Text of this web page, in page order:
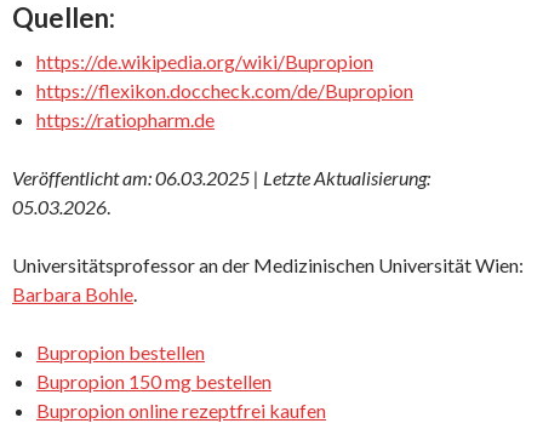
Quellen:
https://de.wikipedia.org/wiki/Bupropion
https://flexikon.doccheck.com/de/Bupropion
https://ratiopharm.de
Veröffentlicht am: 06.03.2025 | Letzte Aktualisierung:
05.03.2026.
Universitätsprofessor an der Medizinischen Universität Wien:
Barbara Bohle.
Bupropion bestellen
Bupropion 150 mg bestellen
Bupropion online rezeptfrei kaufen